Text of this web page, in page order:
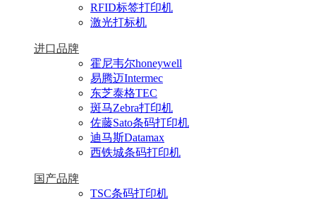
RFID标签打印机
激光打标机
进口品牌
霍尼韦尔honeywell
易腾迈Intermec
东芝泰格TEC
斑马Zebra打印机
佐藤Sato条码打印机
迪马斯Datamax
西铁城条码打印机
国产品牌
TSC条码打印机